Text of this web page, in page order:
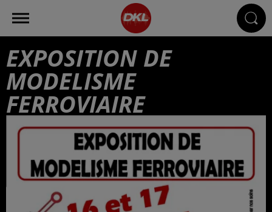
EXPOSITION DE
MODELISME
FERROVIAIRE